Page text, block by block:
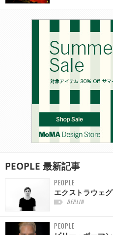
PEOPLE 最新記事
PEOPLE
エクストラウェグ
BERLIN
PEOPLE